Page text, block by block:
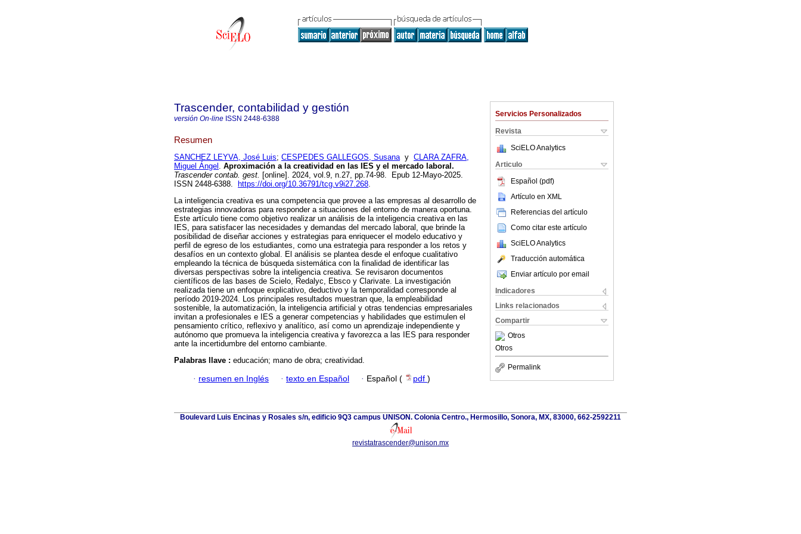
Servicios Personalizados
Revista
SciELO Analytics
Articulo
Español (pdf)
Artículo en XML
Referencias del artículo
Como citar este artículo
SciELO Analytics
Traducción automática
Enviar artículo por email
Indicadores
Links relacionados
Compartir
Otros
Otros
Permalink
Trascender, contabilidad y gestión
versión On-line ISSN 2448-6388
Resumen
SANCHEZ LEYVA, José Luis; CESPEDES GALLEGOS, Susanay CLARA ZAFRA,
Miguel Ángel . Aproximación a la creatividad en las IES y el mercado laboral.
Trascender contab. gest. [online]. 2024, vol.9, n.27, pp.74-98. Epub 12-Mayo-2025.
ISSN 2448-6388.
https://doi.org/10.36791/tcg.v9i27.268.
La inteligencia creativa es una competencia que provee a las empresas al desarrollo de
estrategias innovadoras para responder a situaciones del entorno de manera oportuna.
Este artículo tiene como objetivo realizar un análisis de la inteligencia creativa en las
IES, para satisfacer las necesidades y demandas del mercado laboral, que brinde la
posibilidad de diseñar acciones y estrategias para enriquecer el modelo educativo y
perfil de egreso de los estudiantes, como una estrategia para responder a los retos y
desafíos en un contexto global. El análisis se plantea desde el enfoque cualitativo
empleando la técnica de búsqueda sistemática con la finalidad de identificar las
diversas perspectivas sobre la inteligencia creativa. Se revisaron documentos
científicos de las bases de Scielo, Redalyc, Ebsco y Clarivate. La investigación
realizada tiene un enfoque explicativo, deductivo y la temporalidad corresponde al
período 2019-2024. Los principales resultados muestran que, la empleabilidad
sostenible, la automatización, la inteligencia artificial y otras tendencias empresariales
invitan a profesionales e IES a generar competencias y habilidades que estimulen el
pensamiento crítico, reflexivo y analítico, así como un aprendizaje independiente y
autónomo que promueva la inteligencia creativa y favorezca a las IES para responder
ante la incertidumbre del entorno cambiante.
Palabras llave : educación; mano de obra; creatividad.
· resumen en Inglés · texto en Español · Español ( pdf )
Boulevard Luis Encinas y Rosales s/n, edificio 9Q3 campus UNISON. Colonia Centro., Hermosillo, Sonora, MX, 83000, 662-2592211
revistatrascender@unison.mx